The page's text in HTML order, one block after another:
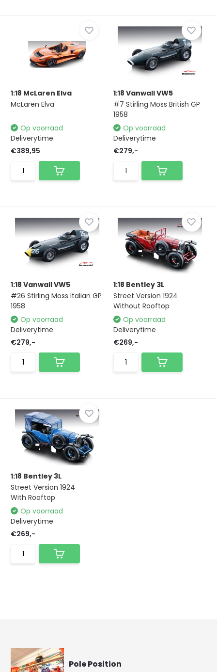
1:18 McLaren Elva
McLaren Elva
Op voorraad
Deliverytime
€389,95
1:18 Vanwall VW5
#7 Stirling Moss British GP
1958
Op voorraad
Deliverytime
€279,-
1:18 Vanwall VW5
#26 Stirling Moss Italian GP
1958
Op voorraad
Deliverytime
€279,-
1:18 Bentley 3L
Street Version 1924
Without Rooftop
Op voorraad
Deliverytime
€269,-
1:18 Bentley 3L
Street Version 1924
With Rooftop
Op voorraad
Deliverytime
€269,-
Pole Position